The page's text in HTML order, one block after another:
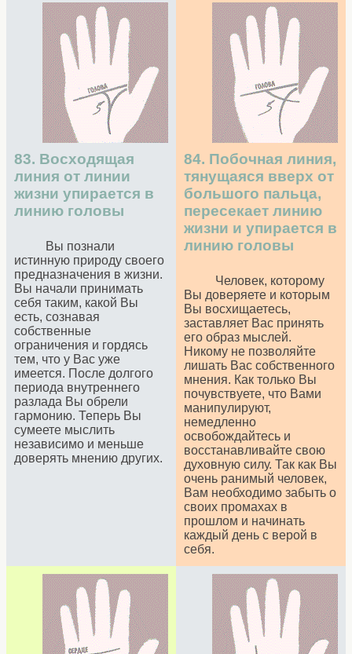
83. Восходящая
линия от линии
жизни упирается в
линию головы
Вы познали
истинную природу своего
предназначения в жизни.
Вы начали принимать
себя таким, какой Вы
есть, сознавая
собственные
ограничения и гордясь
тем, что у Вас уже
имеется. После долгого
периода внутреннего
разлада Вы обрели
гармонию. Теперь Вы
сумеете мыслить
независимо и меньше
доверять мнению других.
84. Побочная линия,
тянущаяся вверх от
большого пальца,
пересекает линию
жизни и упирается в
линию головы
Человек, которому
Вы доверяете и которым
Вы восхищаетесь,
заставляет Вас принять
его образ мыслей.
Никому не позволяйте
лишать Вас собственного
мнения. Как только Вы
почувствуете, что Вами
манипулируют,
немедленно
освобождайтесь и
восстанавливайте свою
духовную силу. Так как Вы
очень ранимый человек,
Вам необходимо забыть о
своих промахах в
прошлом и начинать
каждый день с верой в
себя.